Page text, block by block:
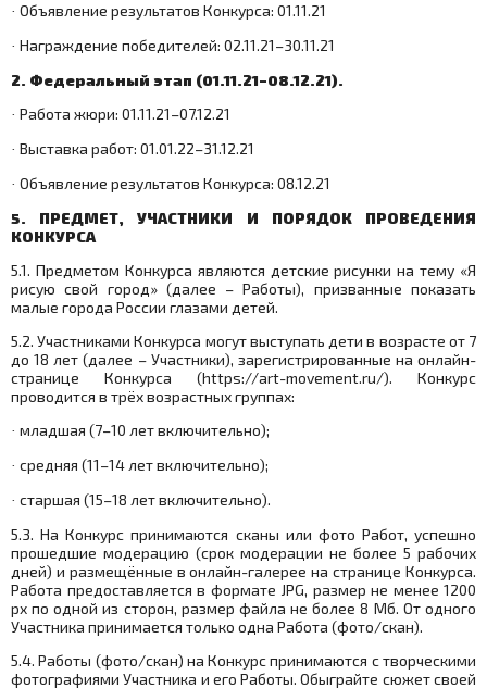
· Объявление результатов Конкурса: 01.11.21
· Награждение победителей: 02.11.21–30.11.21
2. Федеральный этап (01.11.21–08.12.21).
· Работа жюри: 01.11.21–07.12.21
· Выставка работ: 01.01.22–31.12.21
· Объявление результатов Конкурса: 08.12.21
5. ПРЕДМЕТ, УЧАСТНИКИ И ПОРЯДОК ПРОВЕДЕНИЯ
КОНКУРСА
5.1. Предметом Конкурса являются детские рисунки на тему «Я
рисую свой город» (далее – Работы), призванные показать
малые города России глазами детей.
5.2. Участниками Конкурса могут выступать дети в возрасте от 7
до 18 лет (далее – Участники), зарегистрированные на онлайн-
странице Конкурса (https://art-movement.ru/). Конкурс
проводится в трёх возрастных группах:
· младшая (7–10 лет включительно);
· средняя (11–14 лет включительно);
· старшая (15–18 лет включительно).
5.3. На Конкурс принимаются сканы или фото Работ, успешно
прошедшие модерацию (срок модерации не более 5 рабочих
дней) и размещённые в онлайн-галерее на странице Конкурса.
Работа предоставляется в формате JPG, размер не менее 1200
px по одной из сторон, размер файла не более 8 Мб. От одного
Участника принимается только одна Работа (фото/скан).
5.4. Работы (фото/скан) на Конкурс принимаются с творческими
фотографиями Участника и его Работы. Обыграйте сюжет своей